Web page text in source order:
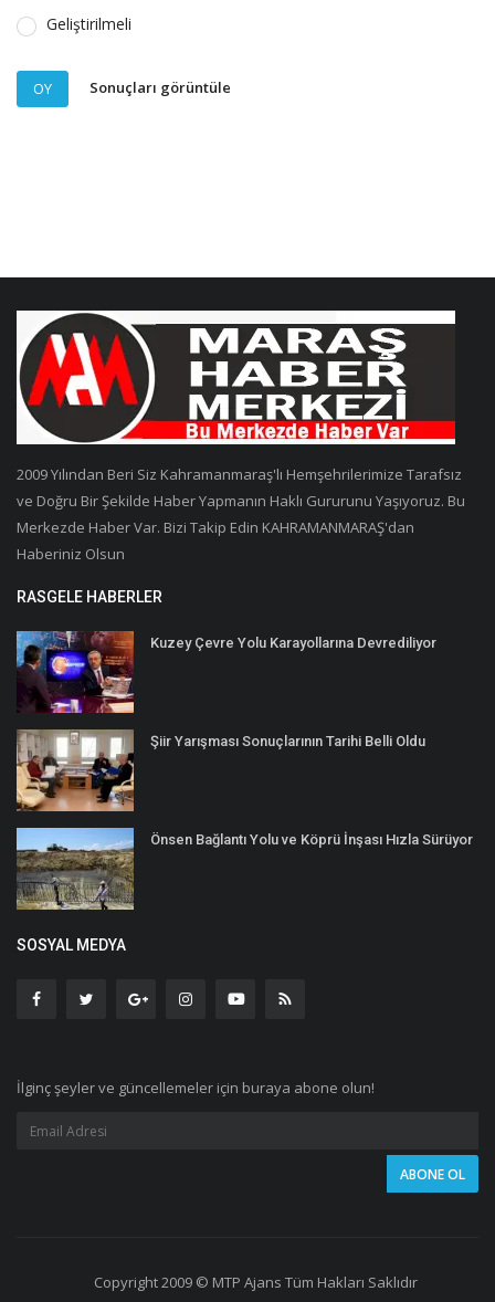
Geliştirilmeli
OY Sonuçları görüntüle
2009 Yılından Beri Siz Kahramanmaraş'lı Hemşehrilerimize Tarafsız
ve Doğru Bir Şekilde Haber Yapmanın Haklı Gururunu Yaşıyoruz. Bu
Merkezde Haber Var. Bizi Takip Edin KAHRAMANMARAŞ'dan
Haberiniz Olsun
RASGELE HABERLER
Kuzey Çevre Yolu Karayollarına Devrediliyor
Şiir Yarışması Sonuçlarının Tarihi Belli Oldu
Önsen Bağlantı Yolu ve Köprü İnşası Hızla Sürüyor
SOSYAL MEDYA
İlginç şeyler ve güncellemeler için buraya abone olun!
Copyright 2009 © MTP Ajans Tüm Hakları Saklıdır